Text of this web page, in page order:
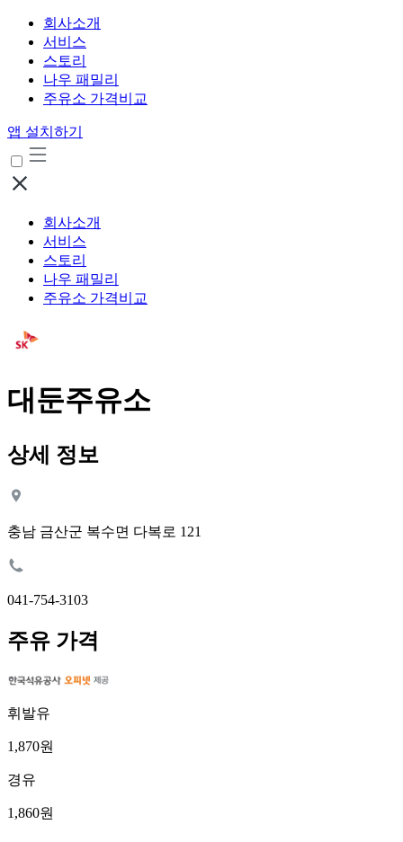
회사소개
서비스
스토리
나우 패밀리
주유소 가격비교
앱 설치하기
회사소개
서비스
스토리
나우 패밀리
주유소 가격비교
대둔주유소
상세 정보
충남 금산군 복수면 다복로 121
041-754-3103
주유 가격
휘발유
1,870원
경유
1,860원